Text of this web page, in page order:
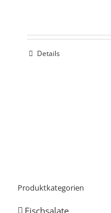
Details
Produktkategorien
Fischsalate